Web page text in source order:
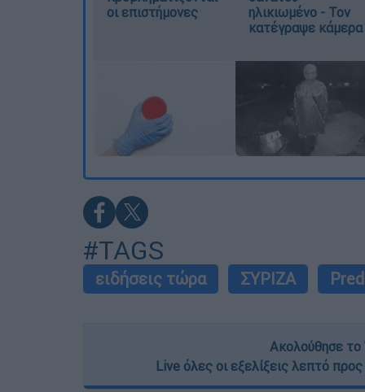
οι επιστήμονες
ηλικιωμένο - Τον
κατέγραψε κάμερα
#TAGS
ειδήσεις τώρα ΣΥΡΙΖΑ
Ακολούθησε
Live όλες οι εξελίξεις λεπτό